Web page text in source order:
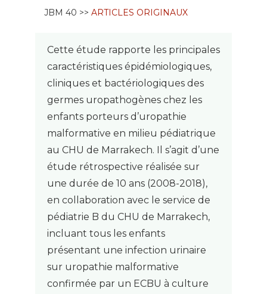
JBM 40 >> ARTICLES ORIGINAUX
Cette étude rapporte les principales
caractéristiques épidémiologiques,
cliniques et bactériologiques des
germes uropathogènes chez les
enfants porteurs d’uropathie
malformative en milieu pédiatrique
au CHU de Marrakech. Il s’agit d’une
étude rétrospective réalisée sur
une durée de 10 ans (2008-2018),
en collaboration avec le service de
pédiatrie B du CHU de Marrakech,
incluant tous les enfants
présentant une infection urinaire
sur uropathie malformative
confirmée par un ECBU à culture